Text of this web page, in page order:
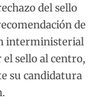
del sello
de
interministerial
sello al centro,
su candidatura